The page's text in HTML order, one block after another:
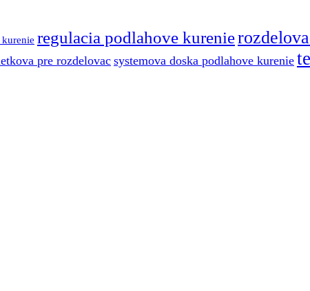
regulacia podlahove kurenie
pre rozdelovac systemova doska podlahove kurenie